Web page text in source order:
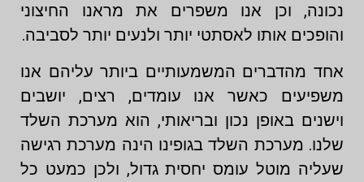
נכונה, וכן אנו משפרים את מראנו החיצוני
והופכים אותו לאסתטי יותר ולנעים יותר לסביבה.
אחד מהדברים המשמעותיים ביותר עליהם אנו
משפיעים כאשר אנו עומדים, רצים, יושבים
וישנים באופן נכון ובריאותי, הוא מערכת השלד
שלנו. מערכת השלד בגופינו הינה מערכת רגישה
שעליה מוטל עומס יחסית גדול, ולכן כמעט כל